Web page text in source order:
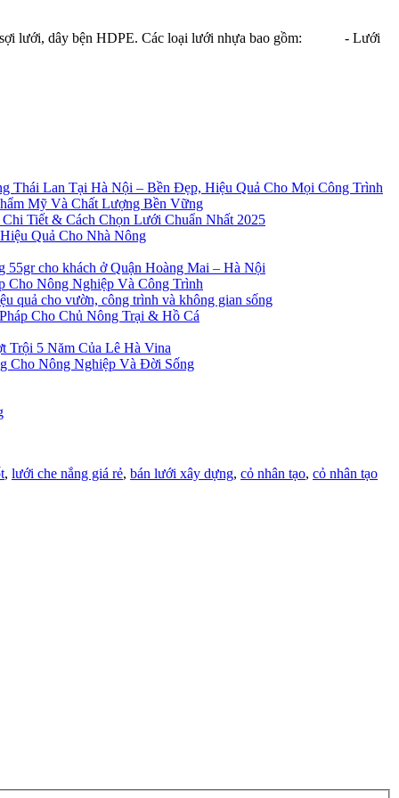
sợi lưới, dây bện HDPE. Các loại lưới nhựa bao gồm: - Lưới
Thái Lan Tại Hà Nội – Bền Đẹp, Hiệu Quả Cho Mọi Công Trình
Mỹ Và Chất Lượng Bền Vững
Tiết & Cách Chọn Lưới Chuẩn Nhất 2025
Quả Cho Nhà Nông
cho khách ở Quận Hoàng Mai – Hà Nội
Nông Nghiệp Và Công Trình
quả cho vườn, công trình và không gian sống
Cho Chủ Nông Trại & Hồ Cá
Trội 5 Năm Của Lê Hà Vina
Cho Nông Nghiệp Và Đời Sống
, lưới che nắng giá rẻ, bán lưới xây dựng, cỏ nhân tạo, cỏ nhân tạo